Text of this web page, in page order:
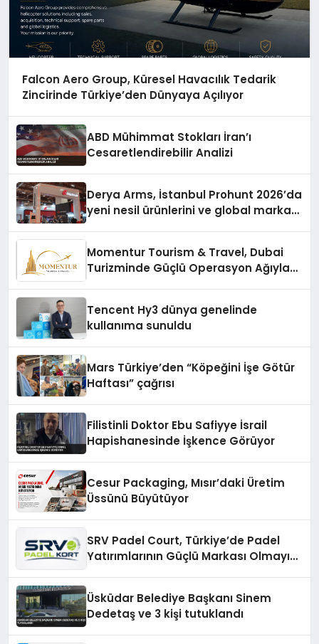
Falcon Aero Group, Küresel Havacılık Tedarik
Zincirinde Türkiye’den Dünyaya Açılıyor
ABD Mühimmat Stokları İran’ı
Cesaretlendirebilir Analizi
Derya Arms, İstanbul Prohunt 2026’da
yeni nesil ürünlerini ve global marka
Momentur Tourism & Travel, Dubai
Turizminde Güçlü Operasyon Ağıyla
Tencent Hy3 dünya genelinde
kullanıma sunuldu
Mars Türkiye’den “Köpeğini İşe Götür
Haftası” çağrısı
Filistinli Doktor Ebu Safiyye İsrail
Hapishanesinde İşkence Görüyor
Cesur Packaging, Mısır’daki Üretim
Üssünü Büyütüyor
SRV Padel Court, Türkiye’de Padel
Yatırımlarının Güçlü Markası Olmayı
Üsküdar Belediye Başkanı Sinem
Dedetaş ve 3 kişi tutuklandı